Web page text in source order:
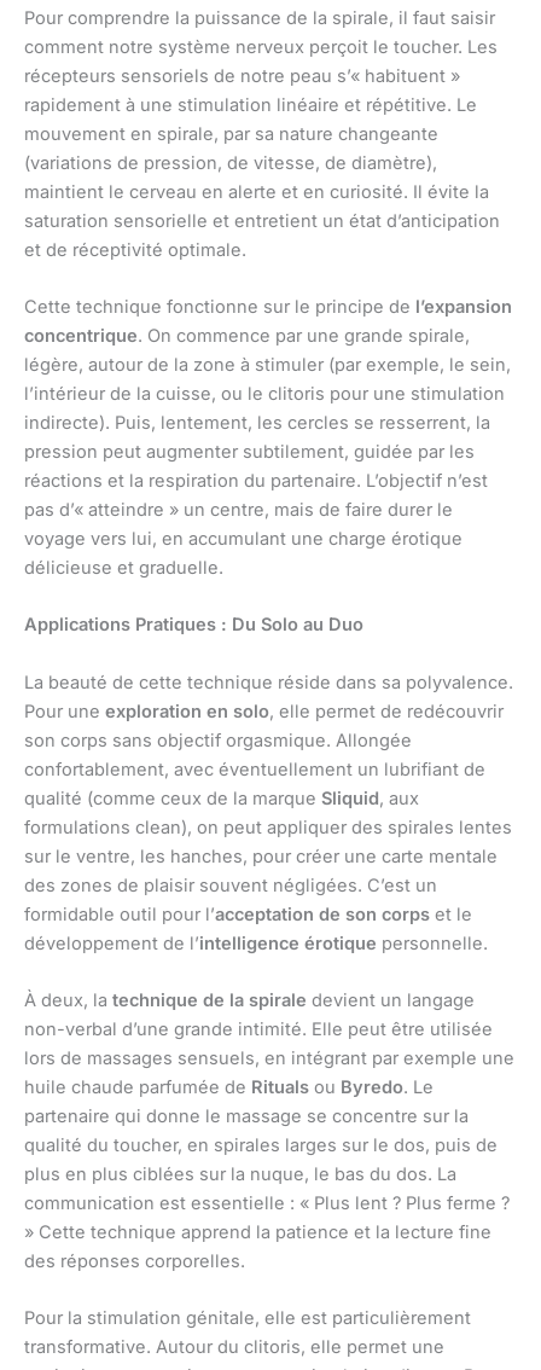
Pour comprendre la puissance de la spirale, il faut saisir
comment notre système nerveux perçoit le toucher. Les
récepteurs sensoriels de notre peau s’« habituent »
rapidement à une stimulation linéaire et répétitive. Le
mouvement en spirale, par sa nature changeante
(variations de pression, de vitesse, de diamètre),
maintient le cerveau en alerte et en curiosité. Il évite la
saturation sensorielle et entretient un état d’anticipation
et de réceptivité optimale.
Cette technique fonctionne sur le principe de l’expansion
concentrique. On commence par une grande spirale,
légère, autour de la zone à stimuler (par exemple, le sein,
l’intérieur de la cuisse, ou le clitoris pour une stimulation
indirecte). Puis, lentement, les cercles se resserrent, la
pression peut augmenter subtilement, guidée par les
réactions et la respiration du partenaire. L’objectif n’est
pas d’« atteindre » un centre, mais de faire durer le
voyage vers lui, en accumulant une charge érotique
délicieuse et graduelle.
Applications Pratiques : Du Solo au Duo
La beauté de cette technique réside dans sa polyvalence.
Pour une exploration en solo, elle permet de redécouvrir
son corps sans objectif orgasmique. Allongée
confortablement, avec éventuellement un lubrifiant de
qualité (comme ceux de la marque Sliquid, aux
formulations clean), on peut appliquer des spirales lentes
sur le ventre, les hanches, pour créer une carte mentale
des zones de plaisir souvent négligées. C’est un
formidable outil pour l’acceptation de son corps et le
développement de l’intelligence érotique personnelle.
À deux, la technique de la spirale devient un langage
non-verbal d’une grande intimité. Elle peut être utilisée
lors de massages sensuels, en intégrant par exemple une
huile chaude parfumée de Rituals ou Byredo. Le
partenaire qui donne le massage se concentre sur la
qualité du toucher, en spirales larges sur le dos, puis de
plus en plus ciblées sur la nuque, le bas du dos. La
communication est essentielle : « Plus lent ? Plus ferme ?
» Cette technique apprend la patience et la lecture fine
des réponses corporelles.
Pour la stimulation génitale, elle est particulièrement
transformative. Autour du clitoris, elle permet une